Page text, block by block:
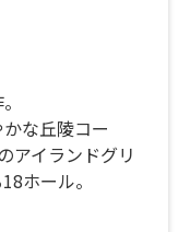
な丘陵コー
アイランドグリ
ホール。